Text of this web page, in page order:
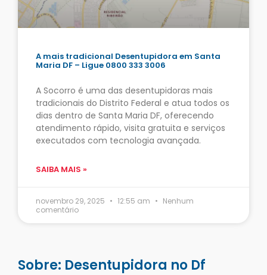
A mais tradicional Desentupidora em Santa
Maria DF – Ligue 0800 333 3006
A Socorro é uma das desentupidoras mais
tradicionais do Distrito Federal e atua todos os
dias dentro de Santa Maria DF, oferecendo
atendimento rápido, visita gratuita e serviços
executados com tecnologia avançada.
SAIBA MAIS »
novembro 29, 2025 12:55 am
Nenhum
comentário
Sobre: Desentupidora no Df